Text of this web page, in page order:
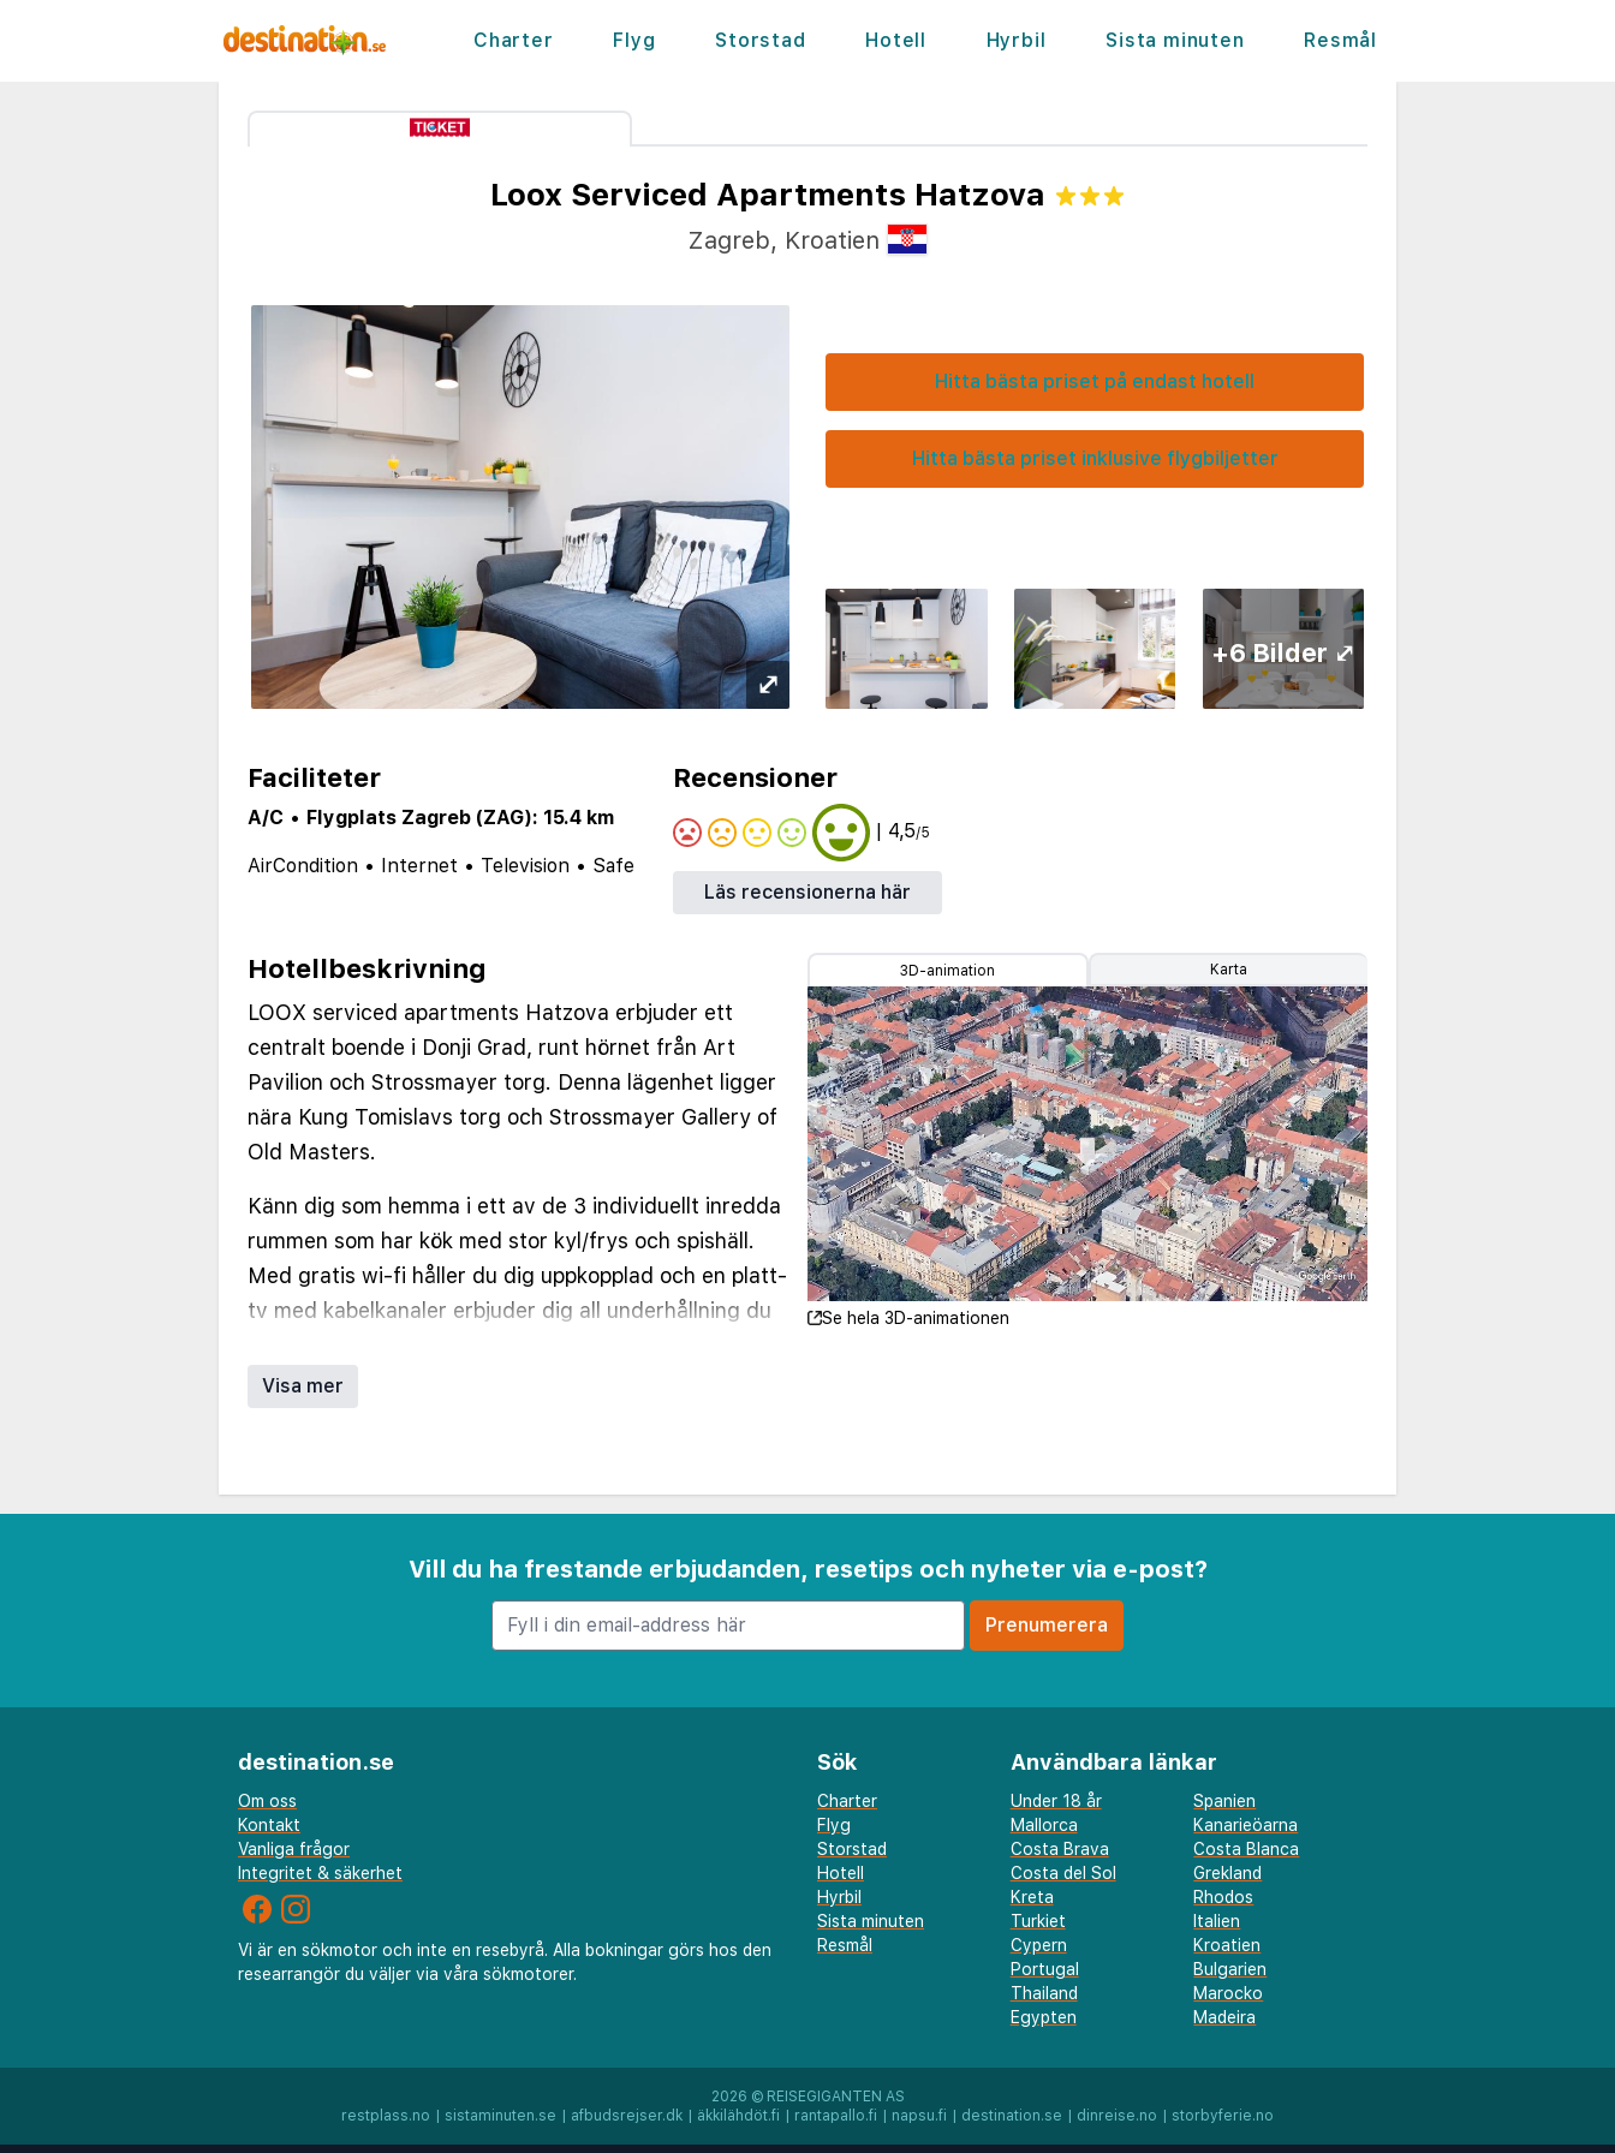
Charter Flyg Storstad Hotell Hyrbil Sista minuten Resmål
Loox Serviced Apartments Hatzova
Zagreb, Kroatien
⤢
Hitta bästa priset på endast hotell
Hitta bästa priset inklusive flygbiljetter
+6 Bilder ⤢
Faciliteter
A/C • Flygplats Zagreb (ZAG): 15.4 km
AirCondition • Internet • Television • Safe
Recensioner
| 4,5/5
Läs recensionerna här
Hotellbeskrivning
LOOX serviced apartments Hatzova erbjuder ett
centralt boende i Donji Grad, runt hörnet från Art
Pavilion och Strossmayer torg. Denna lägenhet ligger
nära Kung Tomislavs torg och Strossmayer Gallery of
Old Masters.
Känn dig som hemma i ett av de 3 individuellt inredda
rummen som har kök med stor kyl/frys och spishäll.
Med gratis wi-fi håller du dig uppkopplad och en platt-
tv med kabelkanaler erbjuder dig all underhållning du
skrivbord. Städning erbjuds i begränsad utsträckning.
Flygtransfer tur/retur erbjuds mot en avgift
(tillgänglig dygnet runt).
Visa mer
3D-animation Karta
Se hela 3D-animationen
Vill du ha frestande erbjudanden, resetips och nyheter via e-post?
destination.se
Om oss
Kontakt
Vanliga frågor
Integritet & säkerhet
Vi är en sökmotor och inte en resebyrå. Alla bokningar görs hos den
researrangör du väljer via våra sökmotorer.
Sök
Charter
Flyg
Storstad
Hotell
Hyrbil
Sista minuten
Resmål
Användbara länkar
Under 18 år
Spanien
Mallorca
Kanarieöarna
Costa Brava
Costa Blanca
Costa del Sol
Grekland
Kreta
Rhodos
Turkiet
Italien
Cypern
Kroatien
Portugal
Bulgarien
Thailand
Marocko
Egypten
Madeira
2026 © REISEGIGANTEN AS
restplass.no | sistaminuten.se | afbudsrejser.dk | äkkilähdöt.fi | rantapallo.fi | napsu.fi | destination.se | dinreise.no | storbyferie.no